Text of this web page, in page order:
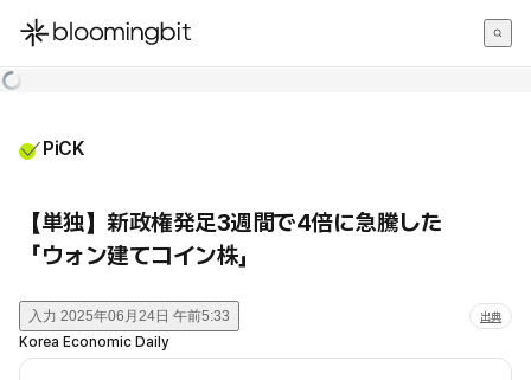
한국어
PiCK
【単独】新政権発足3週間で4倍に急騰した
「ウォン建てコイン株」
入力 2025年06月24日 午前5:33 出典
Korea Economic Daily